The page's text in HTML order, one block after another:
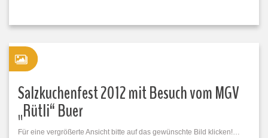
Salzkuchenfest 2012 mit Besuch vom MGV
„Rütli“ Buer
Für eine vergrößerte Ansicht bitte auf das gewünschte Bild klicken!…